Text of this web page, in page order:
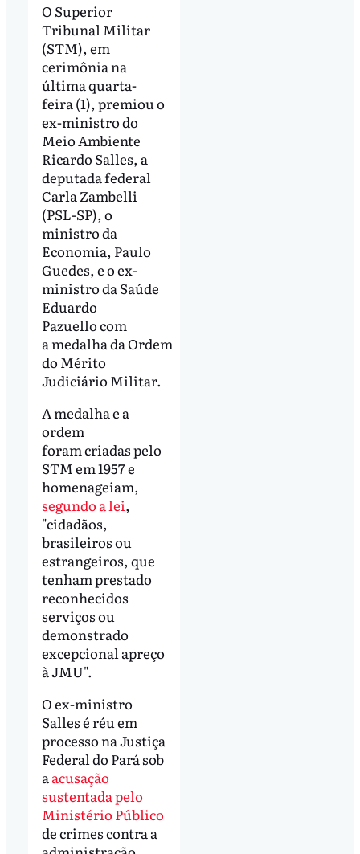
O Superior
Tribunal Militar
(STM), em
cerimônia na
última quarta-
feira (1), premiou o
ex-ministro do
Meio Ambiente
Ricardo Salles, a
deputada federal
Carla Zambelli
(PSL-SP), o
ministro da
Economia, Paulo
Guedes, e o ex-
ministro da Saúde
Eduardo
Pazuello com
a medalha da Ordem
do Mérito
Judiciário Militar.
A medalha e a
ordem
foram criadas pelo
STM em 1957 e
homenageiam,
segundo a lei,
"cidadãos,
brasileiros ou
estrangeiros, que
tenham prestado
reconhecidos
serviços ou
demonstrado
excepcional apreço
à JMU".
O ex-ministro
Salles é réu em
processo na Justiça
Federal do Pará sob
aacusação
sustentada pelo
Ministério Público
de crimes contra a